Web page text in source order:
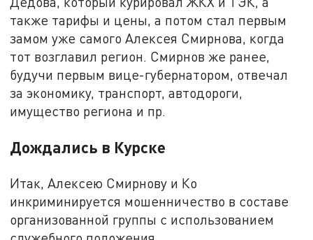
также тарифы и цены, а потом стал первым
замом уже самого Алексея Смирнова, когда
тот возглавил регион. Смирнов же ранее,
будучи первым вице-губернатором, отвечал
за экономику, транспорт, автодороги,
имущество региона и пр.
Дождались в Курске
Итак, Алексею Смирнову и Ко
инкриминируется мошенничество в составе
организованной группы с использованием